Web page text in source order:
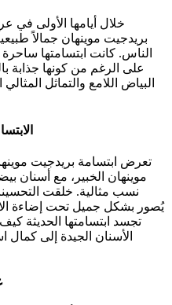
خلال أيامها الأولى في
بريدجيت موينهان جمالاً
الناس. كانت ابتسامتها
على الرغم من كونها جذابة
البياض اللامع والتماثل
تعرض ابتسامة بريدجيت
موينهان الخبير، مع أسنان
نسب مثالية. خلقت
يُصور بشكل جميل تحت إضاءة
تجسد ابتسامتها الحديثة
الأسنان الجيدة إلى كمال